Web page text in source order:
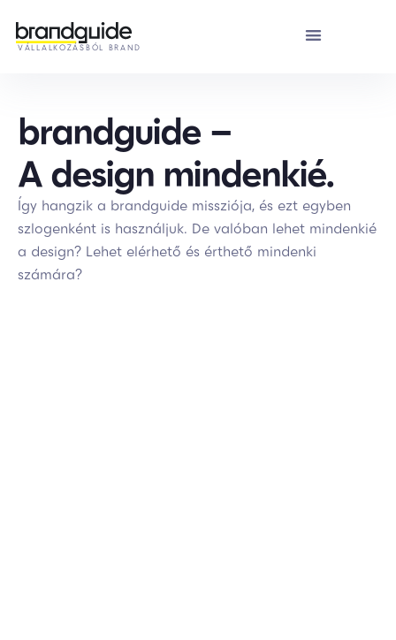
VÁLLALKOZÁSBÓL BRAND
brandguide –
A design mindenkié.
Így hangzik a brandguide missziója, és ezt egyben
szlogenként is használjuk. De valóban lehet mindenkié
a design? Lehet elérhető és érthető mindenki
számára?